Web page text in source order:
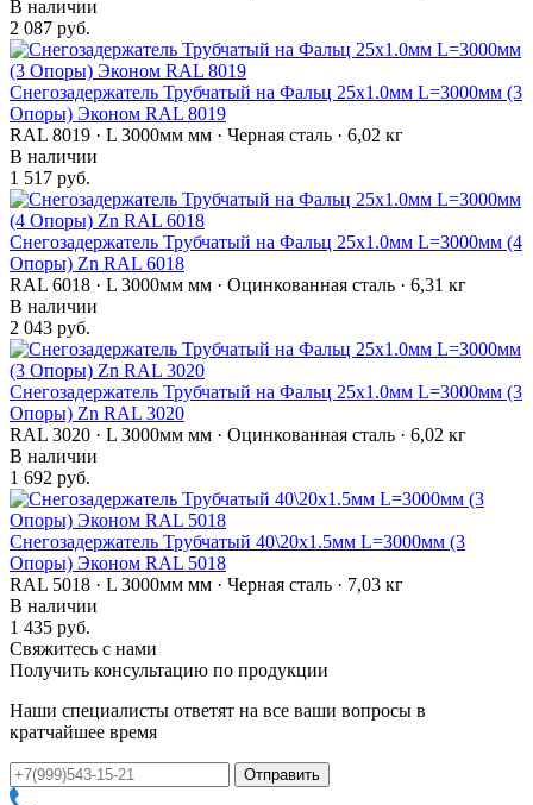
В наличии
2 087 руб.
Снегозадержатель Трубчатый на Фальц 25х1.0мм L=3000мм (3
Опоры) Эконом RAL 8019
RAL 8019 · L 3000мм мм · Черная сталь · 6,02 кг
В наличии
1 517 руб.
Снегозадержатель Трубчатый на Фальц 25х1.0мм L=3000мм (4
Опоры) Zn RAL 6018
RAL 6018 · L 3000мм мм · Оцинкованная сталь · 6,31 кг
В наличии
2 043 руб.
Снегозадержатель Трубчатый на Фальц 25х1.0мм L=3000мм (3
Опоры) Zn RAL 3020
RAL 3020 · L 3000мм мм · Оцинкованная сталь · 6,02 кг
В наличии
1 692 руб.
Снегозадержатель Трубчатый 40\20х1.5мм L=3000мм (3
Опоры) Эконом RAL 5018
RAL 5018 · L 3000мм мм · Черная сталь · 7,03 кг
В наличии
1 435 руб.
Свяжитесь с нами
Получить консультацию по продукции
Наши специалисты ответят на все ваши вопросы в
кратчайшее время